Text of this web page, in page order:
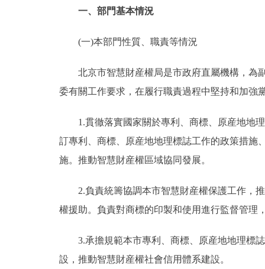
一、部門基本情況
(一)本部門性質、職責等情況
北京市智慧財産權局是市政府直屬機構，為副
委有關工作要求，在履行職責過程中堅持和加強
1.貫徹落實國家關於專利、商標、原産地地理
訂專利、商標、原産地地理標誌工作的政策措施
施。推動智慧財産權區域協同發展。
2.負責統籌協調本市智慧財産權保護工作，推
權援助。負責對商標的印製和使用進行監督管理
3.承擔規範本市專利、商標、原産地地理標誌
設，推動智慧財産權社會信用體系建設。